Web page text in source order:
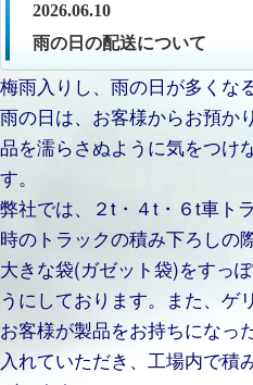
2026.06.10
雨の日の配送について
梅雨入りし、雨の日が多くな
雨の日は、お客様からお預か
品を濡らさぬように気をつけ
す。
弊社では、２t・４t・６t車ト
時のトラックの積み下ろしの
大きな袋(ガゼット袋)をすっ
うにしております。また、ゲ
お客様が製品をお持ちになっ
入れていただき、工場内で積